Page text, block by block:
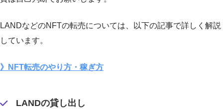
LANDなどのNFTの転売については、以下の記事で詳しく解説
しています。
》NFT転売のやり方・稼ぎ方
LANDの貸し出し